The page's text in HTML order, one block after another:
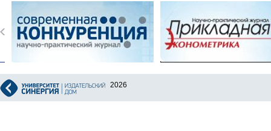
2026